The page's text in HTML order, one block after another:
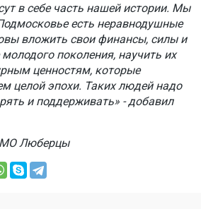
в себе часть нашей истории. Мы
есть неравнодушные
вложить свои финансы, силы и
поколения, научить их
ценностям, которые
целой эпохи. Таких людей надо
и поддерживать» - добавил
Люберцы